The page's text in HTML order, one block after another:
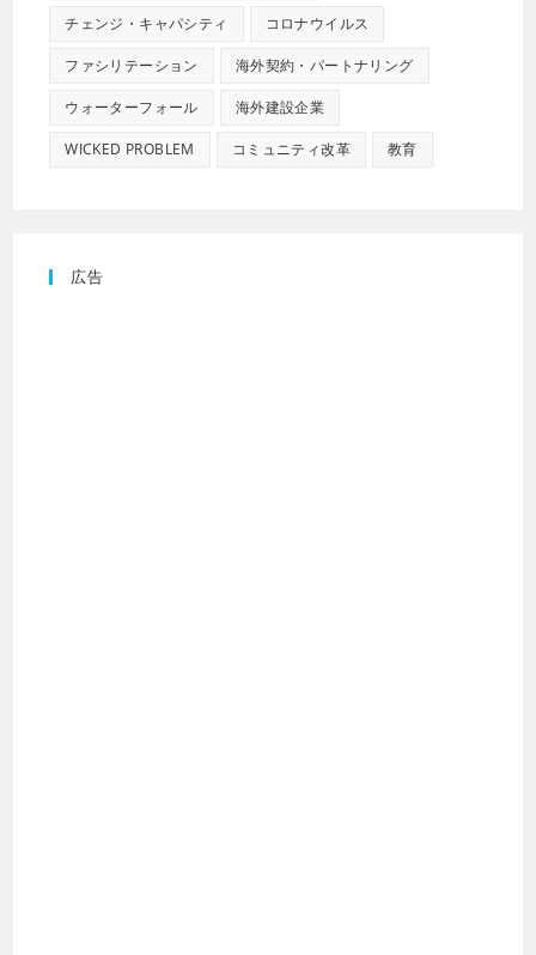
チェンジ・キャパシティ コロナウイルス
ファシリテーション 海外契約・パートナリング
ウォーターフォール 海外建設企業
WICKED PROBLEM コミュニティ改革 教育
広告